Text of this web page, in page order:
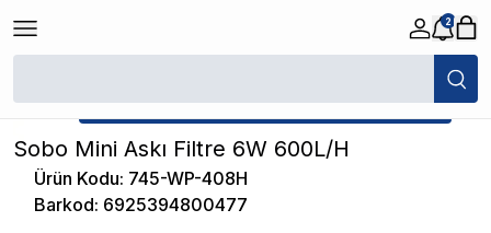
2
/
★ Atakan Petshop, Sobo yetkili satıcısıdır.
Sobo Mini Askı Filtre 6W 600L/H
Ürün Kodu: 745-WP-408H
Barkod: 6925394800477